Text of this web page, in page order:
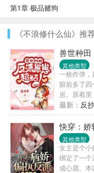
第1章 极品赌狗
《不浪修什么仙》推
兽世种田
其他类型
一枚炸弹
眼前多了
崽。原着里
臂，被老二
司嫣两腿
最新： 反
快穿：娇
其他类型
女主是个
绑定了一
成心愿。